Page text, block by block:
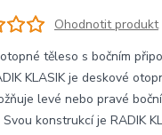
Ohodnotit produkt
těleso s bočním
KLASIK je deskové
levé nebo pravé
Svou konstrukcí je RADIK